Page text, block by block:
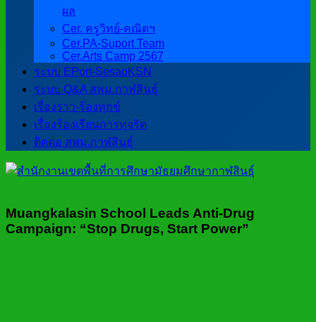
ผล
Cer. ครูวิทย์-คณิตฯ
Cer.PA-Suport Team
Cer.Arts Camp 2567
ระบบ EPort-SesaoKSN
ระบบ Q&A สพม.กาฬสินธุ์
เรื่องราว-ร้องทุกข์
เรื่องร้องเรียนการทุจริต
ติดต่อ สพม.กาฬสินธุ์
Muangkalasin School Leads Anti-Drug
Campaign: “Stop Drugs, Start Power”